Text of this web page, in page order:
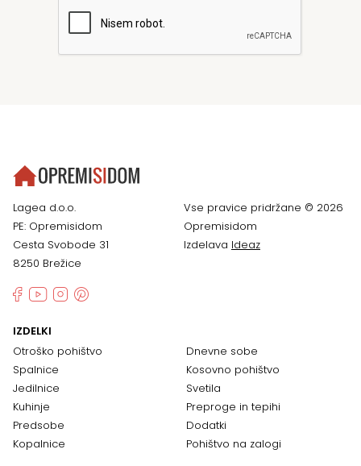
Lagea d.o.o.
PE: Opremisidom
Cesta Svobode 31
8250 Brežice
Vse pravice pridržane © 2026
Opremisidom
Izdelava Ideaz
IZDELKI
Otroško pohištvo
Spalnice
Jedilnice
Kuhinje
Predsobe
Kopalnice
Dnevne sobe
Kosovno pohištvo
Svetila
Preproge in tepihi
Dodatki
Pohištvo na zalogi